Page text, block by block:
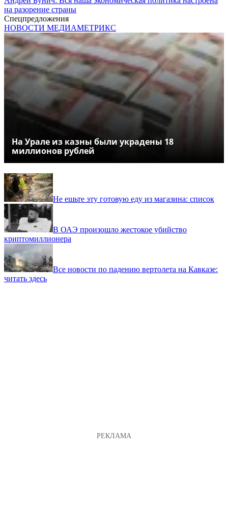
на разорение страны
Спецпредложения
НОВОСТИ МЕДИАМЕТРИКС
На Урале из казны были украдены 18
миллионов рублей
Не ешьте эту готовую еду из магазина: список
В ОАЭ произошло жестокое убийство
криптомиллионера
Все новости по падению вертолета на Кавказе:
читать здесь